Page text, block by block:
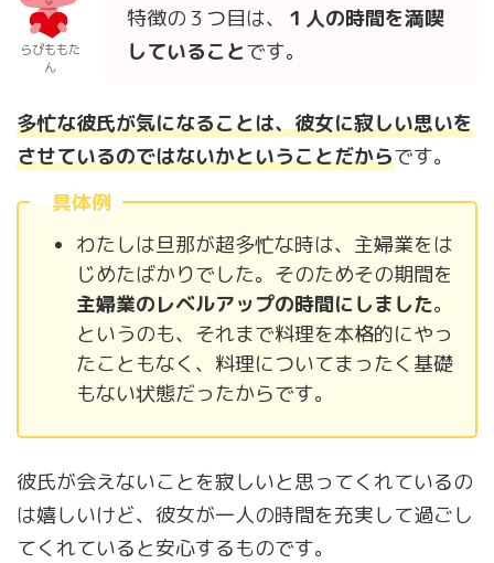
らぴももた
ん
特徴の３つ目は、
１ 人の時間を満喫
しているこ とです。
多忙な彼氏が気になることは、彼女に寂しい思いを
させているのではないかということだからです。
具体例
わたしは旦那が超多忙な時は、主婦業をは
じめたばかりでした。そのためその期間を
主婦業のレベルアップの時間にしました。
というのも、それまで料理を本格的にやっ
たこともなく、料理についてまったく基礎
もない状態だったからです。
彼氏が会えないことを寂しいと思ってくれているの
は嬉しいけど、彼女が一人の時間を充実して過ごし
てくれていると安心するものです。